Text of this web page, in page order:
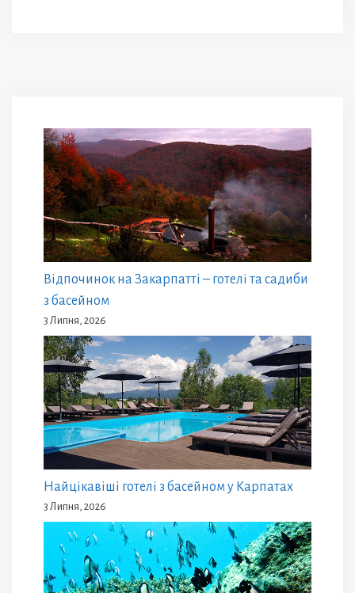
Відпочинок на Закарпатті – готелі та садиби
з басейном
3 Липня, 2026
Найцікавіші готелі з басейном у Карпатах
3 Липня, 2026